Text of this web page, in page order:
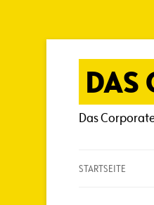
Zum
Inhalt
DAS
Das
STARTSEITE